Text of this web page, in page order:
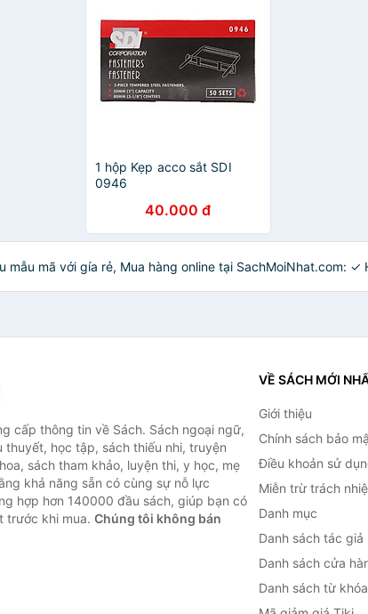
1 hộp Kẹp acco sắt SDI
0946
40.000 đ
mẫu mã với gía rẻ, Mua hàng online tại SachMoiNhat.com:
cấp thông tin về Sách. Sách ngoại ngữ,
thuyết, học tập, sách thiếu nhi, truyện
sách tham khảo, luyện thi, y học, mẹ
khả năng sẵn có cùng sự nỗ lực
hợp hơn 140000 đầu sách, giúp bạn có
trước khi mua. Chúng tôi không bán
VỀ SÁCH MỚI
Giới thiệu
Chính sách bảo
Điều khoản sử
Miễn trừ trách
Danh mục
Danh sách tác giả
Danh sách cửa
Danh sách từ khóa